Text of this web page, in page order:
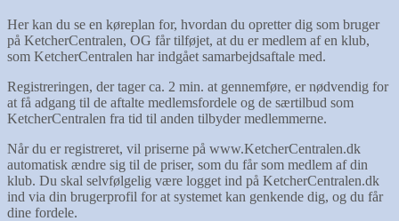
Her kan du se en køreplan for, hvordan du opretter dig som bruger
på KetcherCentralen, OG får tilføjet, at du er medlem af en klub,
som KetcherCentralen har indgået samarbejdsaftale med.
Registreringen, der tager ca. 2 min. at gennemføre, er nødvendig for
at få adgang til de aftalte medlemsfordele og de særtilbud som
KetcherCentralen fra tid til anden tilbyder medlemmerne.
Når du er registreret, vil priserne på www.KetcherCentralen.dk
automatisk ændre sig til de priser, som du får som medlem af din
klub. Du skal selvfølgelig være logget ind på KetcherCentralen.dk
ind via din brugerprofil for at systemet kan genkende dig, og du får
dine fordele.